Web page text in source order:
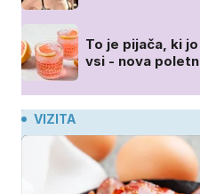
To je pijača, ki
vsi - nova
VIZITA